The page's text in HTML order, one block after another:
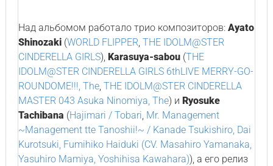
Над альбомом работало трио композиторов: Ayato
Shinozaki(WORLD FLIPPER, THE IDOLM@STER
CINDERELLA GIRLS), Karasuya-sabou(THE
IDOLM@STER CINDERELLA GIRLS 6thLIVE MERRY-GO-
ROUNDOME!!!, The, THE IDOLM@STER CINDERELLA
MASTER 043 Asuka Ninomiya, The) и Ryosuke
Tachibana (Hajimari / Tobari, Mr. Management
~Management tte Tanoshii!~ / Kanade Tsukishiro, Dai
Kurotsuki, Fumihiko Haiduki (CV. Masahiro Yamanaka,
Yasuhiro Mamiya, Yoshihisa Kawahara)), а его релиз